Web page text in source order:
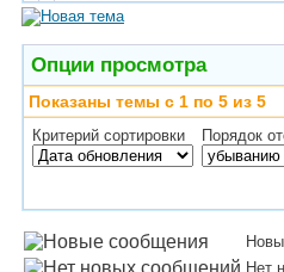
Опции просмотра
Показаны темы с 1 по 5 из 5
Критерий сортировки Порядок
Нет